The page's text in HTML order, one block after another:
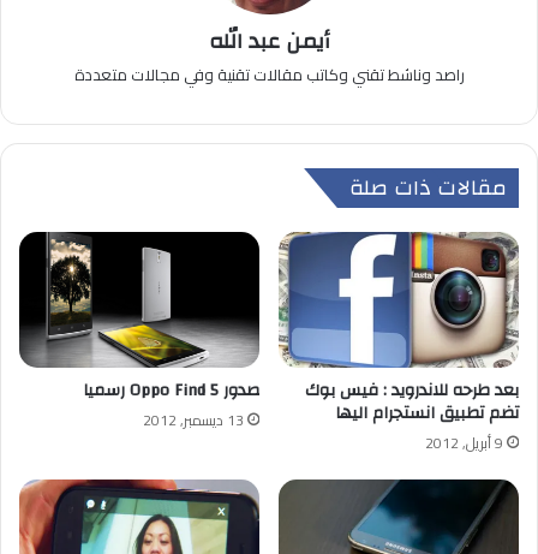
أيمن عبد الله
راصد وناشط تقني وكاتب مقالات تقنية وفي مجالات متعددة
مقالات ذات صلة
بعد طرحه للاندرويد : فيس بوك
تضم تطبيق انستجرام اليها
9 أبريل, 2012
صدور Oppo Find 5 رسميا
13 ديسمبر, 2012